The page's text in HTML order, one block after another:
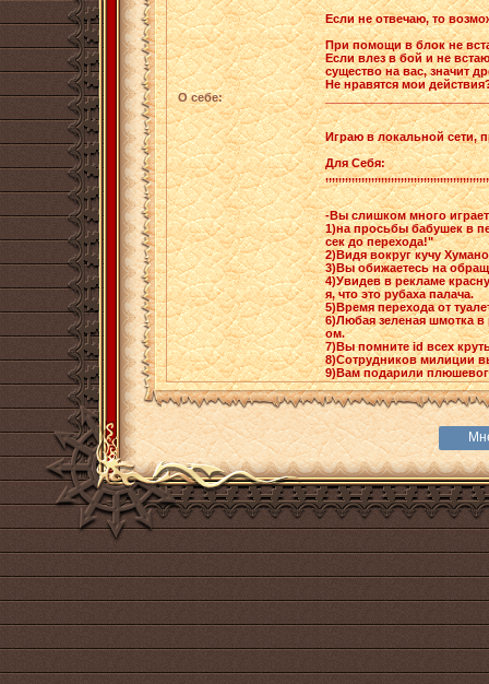
О себе:
Если не отвечаю, то
При помощи в блок не
Если влез в бой и не
существо на вас, значит
Не нравятся мои
Играю в локальной сети,
Для Себя:
-Вы слишком много
1)на просьбы бабушек в
сек до перехода!"
2)Видя вокруг кучу
3)Вы обижаетесь на
4)Увидев в рекламе
я, что это рубаха палача.
5)Время перехода от
6)Любая зеленая шмотка в
ом.
7)Вы помните id всех
8)Сотрудников милиции
9)Вам подарили